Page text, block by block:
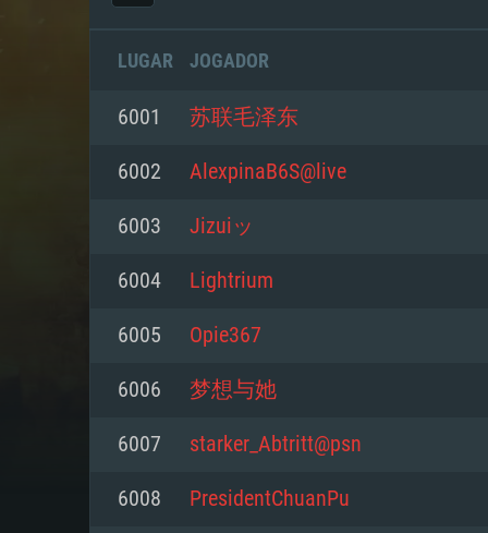
LUGAR JOGADOR
6001 苏联毛泽东
6002 AlexpinaB6S@live
6003 Jizuiッ
6004 Lightrium
6005 Opie367
6006 梦想与她
6007 starker_Abtritt@psn
6008 PresidentChuanPu